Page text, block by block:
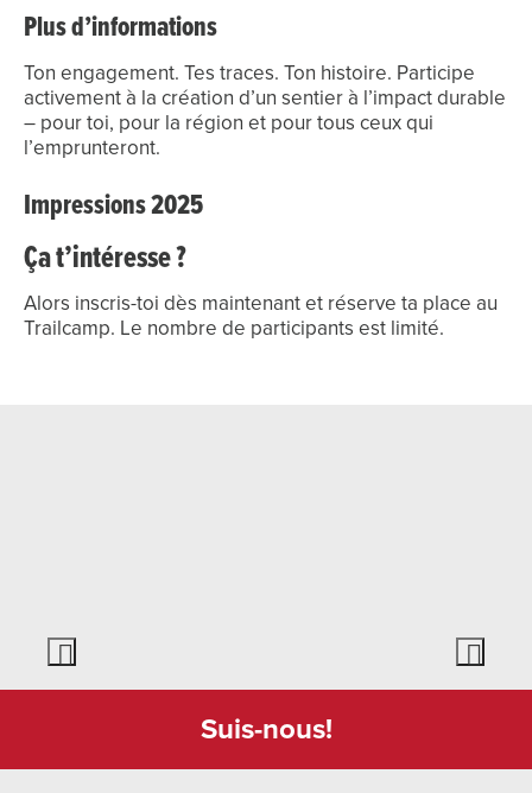
Plus d’informations
Ton engagement. Tes traces. Ton histoire. Participe
activement à la création d’un sentier à l’impact durable
– pour toi, pour la région et pour tous ceux qui
l’emprunteront.
Impressions 2025
Ça t’intéresse ?
Alors inscris-toi dès maintenant et réserve ta place au
Trailcamp. Le nombre de participants est limité.
Suis-nous!